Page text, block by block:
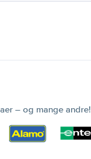
– og mange andre!